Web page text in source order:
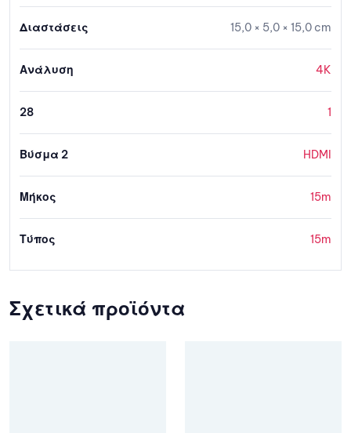
Διαστάσεις 15,0 × 5,0 × 15,0 cm
Ανάλυση 4K
28 1
Βύσμα 2 HDMI
Μήκος 15m
Τύπος 15m
Σχετικά προϊόντα